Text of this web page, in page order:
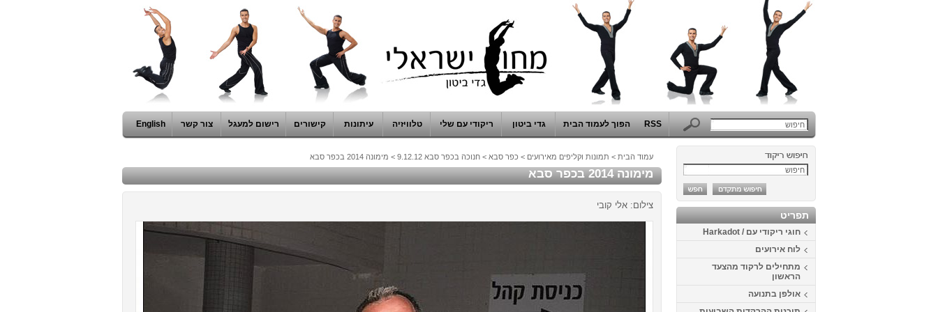
RSS הפוך לעמוד הבית גדי ביטון ריקודי עם שלי טלוויזיה עיתונות קישורים רישום למעגל צור קשר English
תפריט
חוגי ריקודי עם / Harkadot
לוח אירועים
מתחילים לרקוד מהצעד
הראשון
אולפן בתנועה
עמוד הבית > תמונות וקליפים מאירועים > כפר סבא > חנוכה בכפר סבא 9.12.12 > מימונה 2014 בכפר סבא
מימונה 2014 בכפר סבא
צילום: אלי קובי